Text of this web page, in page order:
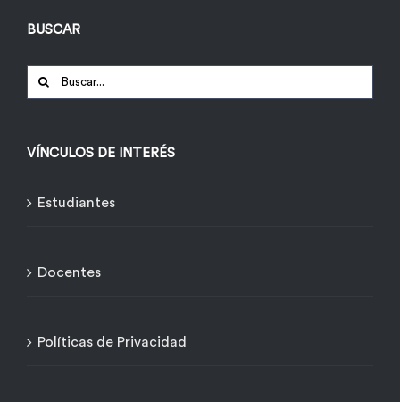
BUSCAR
Buscar:
VÍNCULOS DE INTERÉS
Estudiantes
Docentes
Políticas de Privacidad